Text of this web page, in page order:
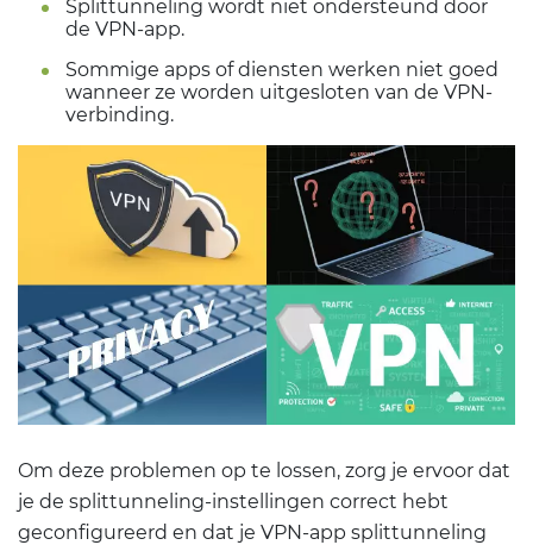
Splittunneling wordt niet ondersteund door
de VPN-app.
Sommige apps of diensten werken niet goed
wanneer ze worden uitgesloten van de VPN-
verbinding.
Om deze problemen op te lossen, zorg je ervoor dat
je de splittunneling-instellingen correct hebt
geconfigureerd en dat je VPN-app splittunneling